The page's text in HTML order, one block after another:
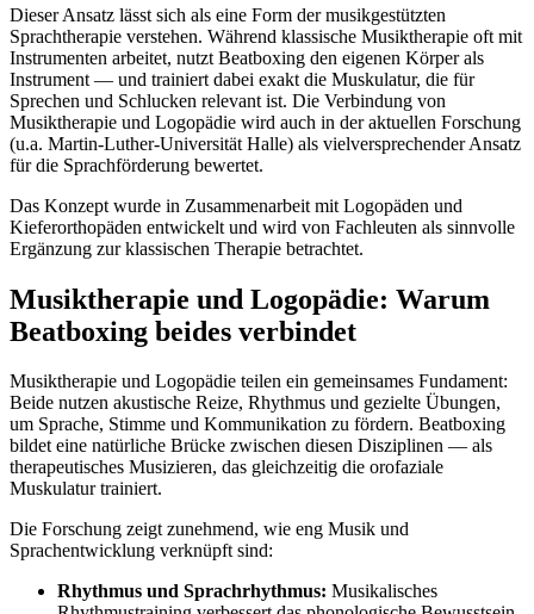
Dieser Ansatz lässt sich als eine Form der musikgestützten
Sprachtherapie verstehen. Während klassische Musiktherapie oft mit
Instrumenten arbeitet, nutzt Beatboxing den eigenen Körper als
Instrument — und trainiert dabei exakt die Muskulatur, die für
Sprechen und Schlucken relevant ist. Die Verbindung von
Musiktherapie und Logopädie wird auch in der aktuellen Forschung
(u.a. Martin-Luther-Universität Halle) als vielversprechender Ansatz
für die Sprachförderung bewertet.
Das Konzept wurde in Zusammenarbeit mit Logopäden und
Kieferorthopäden entwickelt und wird von Fachleuten als sinnvolle
Ergänzung zur klassischen Therapie betrachtet.
Musiktherapie und Logopädie: Warum
Beatboxing beides verbindet
Musiktherapie und Logopädie teilen ein gemeinsames Fundament:
Beide nutzen akustische Reize, Rhythmus und gezielte Übungen,
um Sprache, Stimme und Kommunikation zu fördern. Beatboxing
bildet eine natürliche Brücke zwischen diesen Disziplinen — als
therapeutisches Musizieren, das gleichzeitig die orofaziale
Muskulatur trainiert.
Die Forschung zeigt zunehmend, wie eng Musik und
Sprachentwicklung verknüpft sind:
Rhythmus und Sprachrhythmus: Musikalisches